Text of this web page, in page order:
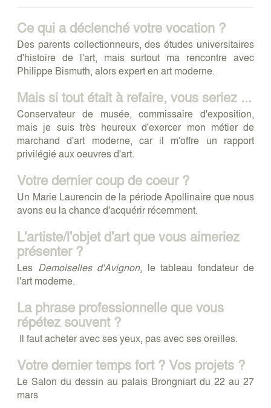
Ce qui a déclenché votre vocation ?
Des parents collectionneurs, des études universitaires
d'histoire de l'art, mais surtout ma rencontre avec
Philippe Bismuth, alors expert en art moderne.
Mais si tout était à refaire, vous seriez ...
Conservateur de musée, commissaire d'exposition,
mais je suis très heureux d'exercer mon métier de
marchand d'art moderne, car il m'offre un rapport
privilégié aux oeuvres d'art.
Votre dernier coup de coeur ?
Un Marie Laurencin de la période Apollinaire que nous
avons eu la chance d'acquérir récemment.
L'artiste/l'objet d'art que vous aimeriez
présenter ?
Les Demoiselles d'Avignon, le tableau fondateur de
l'art moderne.
La phrase professionnelle que vous
répétez souvent ?
Il faut acheter avec ses yeux, pas avec ses oreilles.
Votre dernier temps fort ? Vos projets ?
Le Salon du dessin au palais Brongniart du 22 au 27
mars